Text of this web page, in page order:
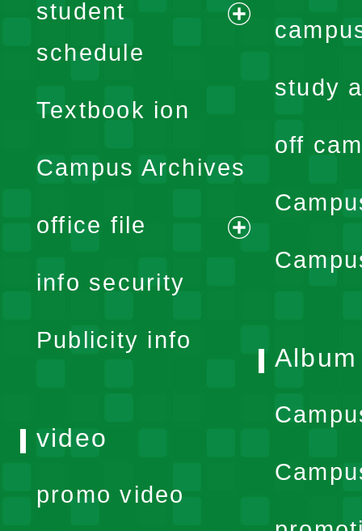
student
schedule
expand
menu
Textbook ion
Campus Archives
office file
expand
info security
Publicity info
study
off
Album
video
promo video